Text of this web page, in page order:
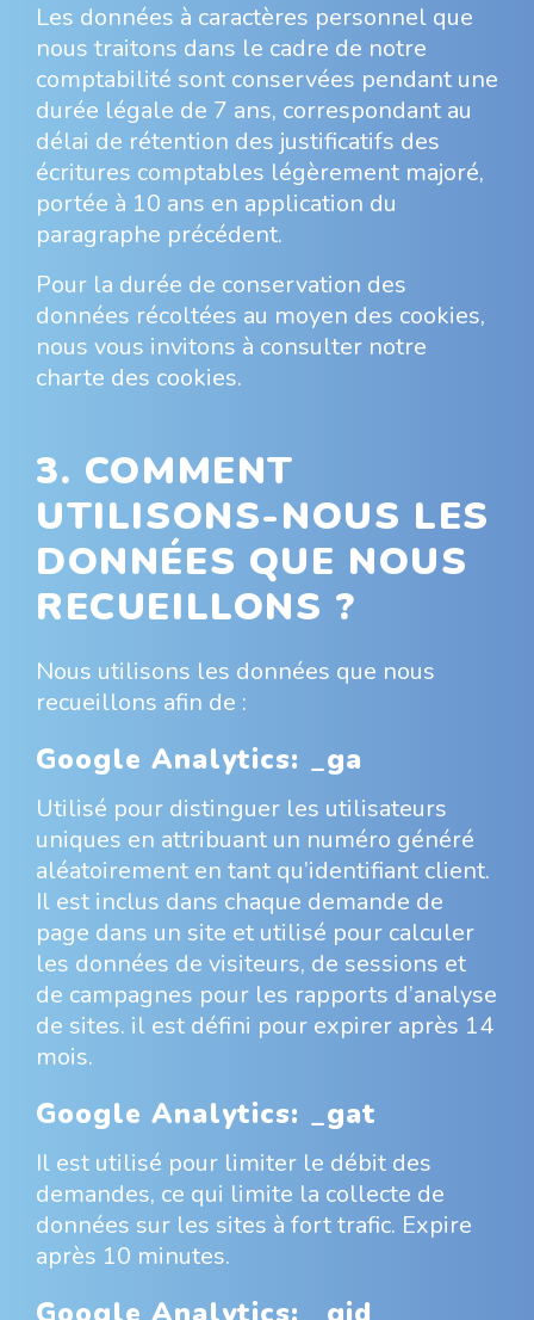
Les données à caractères personnel que
nous traitons dans le cadre de notre
comptabilité sont conservées pendant une
durée légale de 7 ans, correspondant au
délai de rétention des justificatifs des
écritures comptables légèrement majoré,
portée à 10 ans en application du
paragraphe précédent.
Pour la durée de conservation des
données récoltées au moyen des cookies,
nous vous invitons à consulter notre
charte des cookies.
3. COMMENT
UTILISONS-NOUS LES
DONNÉES QUE NOUS
RECUEILLONS ?
Nous utilisons les données que nous
recueillons afin de :
Google Analytics: _ga
Utilisé pour distinguer les utilisateurs
uniques en attribuant un numéro généré
aléatoirement en tant qu’identifiant client.
Il est inclus dans chaque demande de
page dans un site et utilisé pour calculer
les données de visiteurs, de sessions et
de campagnes pour les rapports d’analyse
de sites. il est défini pour expirer après 14
mois.
Google Analytics: _gat
Il est utilisé pour limiter le débit des
demandes, ce qui limite la collecte de
données sur les sites à fort trafic. Expire
après 10 minutes.